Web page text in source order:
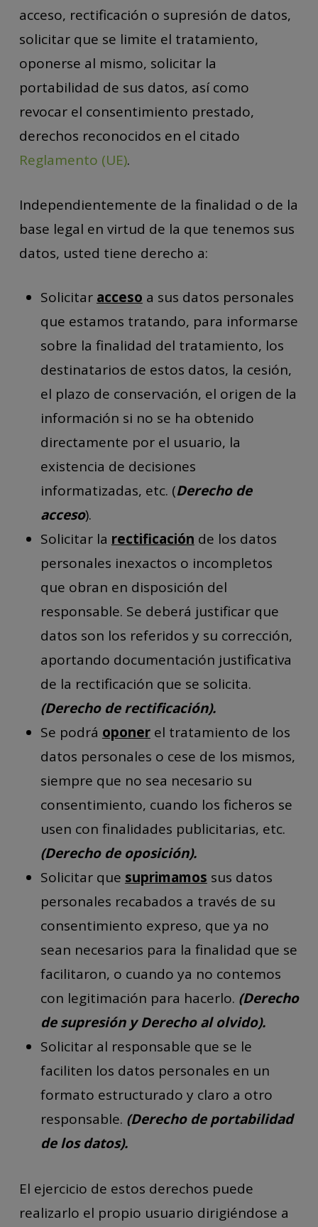
acceso, rectificación o supresión de datos,
solicitar que se limite el tratamiento,
oponerse al mismo, solicitar la
portabilidad de sus datos, así como
revocar el consentimiento prestado,
derechos reconocidos en el citado
Reglamento (UE).
Independientemente de la finalidad o de la
base legal en virtud de la que tenemos sus
datos, usted tiene derecho a:
Solicitar acceso a sus datos personales
que estamos tratando, para informarse
sobre la finalidad del tratamiento, los
destinatarios de estos datos, la cesión,
el plazo de conservación, el origen de la
información si no se ha obtenido
directamente por el usuario, la
existencia de decisiones
informatizadas, etc. (Derecho de
acceso).
Solicitar la rectificación de los datos
personales inexactos o incompletos
que obran en disposición del
responsable. Se deberá justificar que
datos son los referidos y su corrección,
aportando documentación justificativa
de la rectificación que se solicita.
(Derecho de rectificación).
Se podrá oponerel tratamiento de los
datos personales o cese de los mismos,
siempre que no sea necesario su
consentimiento, cuando los ficheros se
usen con finalidades publicitarias, etc.
(Derecho de oposición).
Solicitar que suprimamos sus datos
personales recabados a través de su
consentimiento expreso, que ya no
sean necesarios para la finalidad que se
facilitaron, o cuando ya no contemos
con legitimación para hacerlo. (Derecho
de supresión y Derecho al olvido).
Solicitar al responsable que se le
faciliten los datos personales en un
formato estructurado y claro a otro
responsable. (Derecho de portabilidad
de los datos).
El ejercicio de estos derechos puede
realizarlo el propio usuario dirigiéndose a